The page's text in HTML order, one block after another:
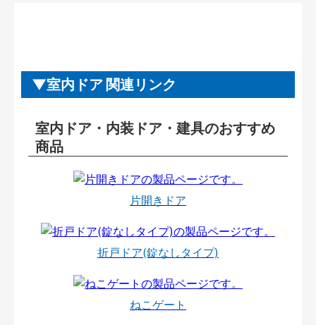
室内ドア 関連リンク
室内ドア・内装ドア・建具のおすすめ
商品
片開きドア
折戸ドア(錠なしタイプ)
ねこゲート